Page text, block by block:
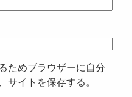
ためブラウザーに自分
サイトを保存する。